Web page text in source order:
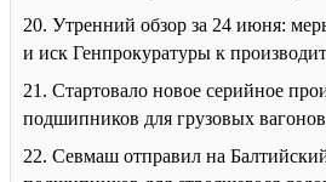
20. Утренний обзор за 24 июня:
и иск Генпрокуратуры к
21. Стартовало новое серийное
подшипников для грузовых
22. Севмаш отправил на